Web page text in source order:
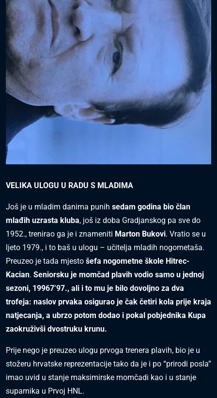
VELIKA ULOGU U RADU S MLADIMA
Još je u mladim danima punih sedam godina bio član
mlađih uzrasta kluba, još iz doba Gradjanskog pa sve do
1952., trenirao ga je i znameniti Marton Bukovi. Vratio se u
ljeto 1979., i to baš u ulogu – učitelja mladih nogometaša.
Preuzeo je tada mjesto šefa nogometne škole Hitrec-
Kacian. Seniorsku je momčad plavih vodio samo u jednoj
sezoni, 19967’97., ali i to mu je bilo dovoljno za dva
trofeja: naslov prvaka osigurao je čak četiri kola prije kraja
natjecanja, a ubrzo potom dodao i pokal pobjednika Kupa
zaokruživši dvostruku krunu.
Prije nego je preuzeo ulogu prvoga trenera plavih, bio je u
stožeru hrvatske reprezentacije tako da je i po “prirodi posla”
imao uvid u stanje maksimirske momčadi kao i u stanje
suparnika u Prvoj HNL.